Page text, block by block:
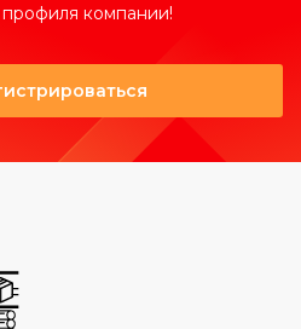
компании!